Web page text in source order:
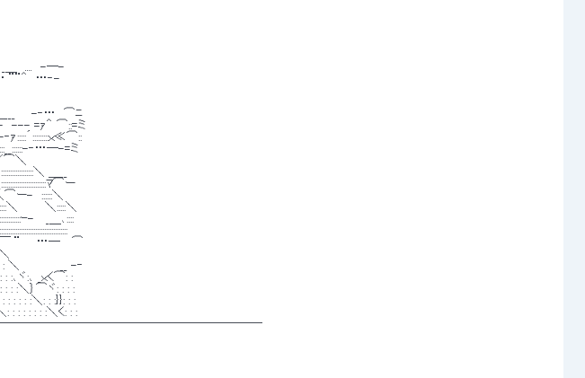
_＿　....　-―-
¨¨＾　…‐-
＿___　　-‐…　⌒ﾆ
--- =ｧ＾ ⌒::=ミ
:::::´:::::::::ｘ≪⌒::
‐…―-=ミ
⌒＼
＼ ＿__
ﾏ⌒ー
-　::::::＼
　 　 ＼:::::＼
ｰ-　 _＿､::::
¨　　…― 　⌒
　　　　__ -‐
ヾ:､ _ｘく⌒: :
: :＼｝⌒ヾ: : : :
: : : :＼: : :}}: : :
: : : : : :＼く: : :